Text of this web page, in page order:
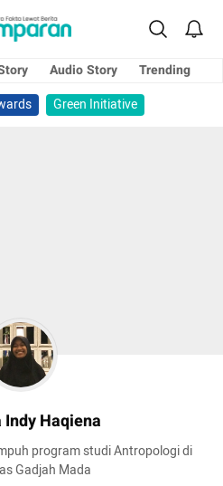
Audio Story
Trending
Green Initiative
Haqiena
program studi Antropologi di
Gadjah Mada